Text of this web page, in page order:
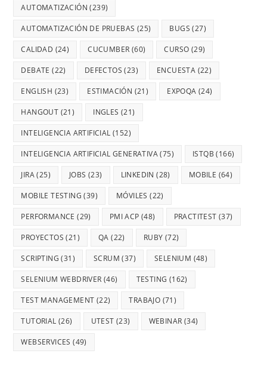
AUTOMATIZACIÓN (239)
AUTOMATIZACIÓN DE PRUEBAS (25) BUGS (27)
CALIDAD (24) CUCUMBER (60) CURSO (29)
DEBATE (22) DEFECTOS (23) ENCUESTA (22)
ENGLISH (23) ESTIMACIÓN (21) EXPOQA (24)
HANGOUT (21) INGLES (21)
INTELIGENCIA ARTIFICIAL (152)
INTELIGENCIA ARTIFICIAL GENERATIVA(75) ISTQB (166)
JIRA(25) JOBS (23) LINKEDIN (28) MOBILE (64)
MOBILE TESTING (39) MÓVILES (22)
PERFORMANCE (29) PMI ACP (48) PRACTITEST (37)
PROYECTOS (21) QA (22) RUBY (72)
SCRIPTING (31) SCRUM (37) SELENIUM (48)
SELENIUM WEBDRIVER (46) TESTING (162)
TEST MANAGEMENT (22) TRABAJO (71)
TUTORIAL (26) UTEST (23) WEBINAR (34)
WEBSERVICES (49)